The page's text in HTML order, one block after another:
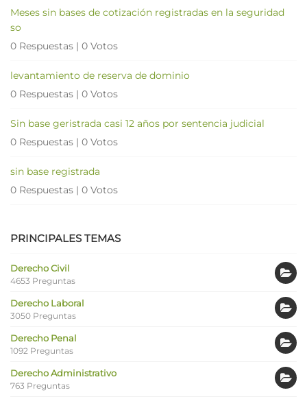
Meses sin bases de cotización registradas en la seguridad
so
0 Respuestas | 0 Votos
levantamiento de reserva de dominio
0 Respuestas | 0 Votos
Sin base geristrada casi 12 años por sentencia judicial
0 Respuestas | 0 Votos
sin base registrada
0 Respuestas | 0 Votos
PRINCIPALES TEMAS
Derecho Civil
4653 Preguntas
Derecho Laboral
3050 Preguntas
Derecho Penal
1092 Preguntas
Derecho Administrativo
763 Preguntas